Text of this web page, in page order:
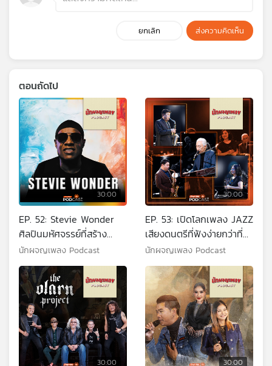
ยกเลิก ส่งความคิดเห็น
ตอนถัดไป
30:00
EP. 52: Stevie Wonder
ศิลปินมหัศจรรย์ที่สร้าง
ความสวยงามให้กับโลก
นักผจญเพลง Podcast
30:00
EP. 53: เปิดโลกเพลง JAZZ
เสียงดนตรีที่ฟังง่ายกว่าที่
คิด
นักผจญเพลง Podcast
30:00 30:00